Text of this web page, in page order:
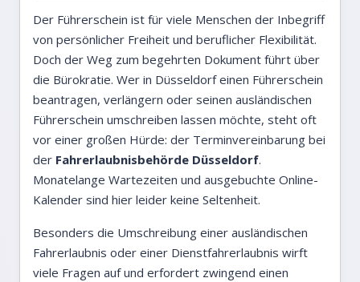
Der Führerschein ist für viele Menschen der Inbegriff
von persönlicher Freiheit und beruflicher Flexibilität.
Doch der Weg zum begehrten Dokument führt über
die Bürokratie. Wer in Düsseldorf einen Führerschein
beantragen, verlängern oder seinen ausländischen
Führerschein umschreiben lassen möchte, steht oft
vor einer großen Hürde: der Terminvereinbarung bei
der Fahrerlaubnisbehörde Düsseldorf.
Monatelange Wartezeiten und ausgebuchte Online-
Kalender sind hier leider keine Seltenheit.
Besonders die Umschreibung einer ausländischen
Fahrerlaubnis oder einer Dienstfahrerlaubnis wirft
viele Fragen auf und erfordert zwingend einen